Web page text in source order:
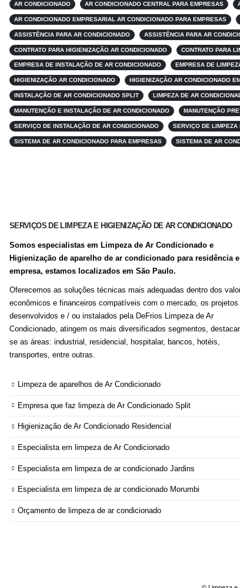
AR CONDICIONADO AR CONDICIONADO CENTRAL PARA EMPRESAS
AR CONDICIONADO EMPRESARIAL AR CONDICIONADO PARA EMPRESAS
ASSISTÊNCIA PARA AR CONDICIONADO ASSISTÊNCIA PARA AR
CONTRATO PARA HIGIENIZAÇÃO AR CONDICIONADO CONTRATO PARA
EMPRESA DE INSTALAÇÃO DE AR CONDICIONADO EMPRESA DE
HIGIENIZAÇÃO AR CONDICIONADO HIGIENIZAÇÃO AR CONDICIONADO
INSTALAÇÃO DE AR CONDICIONADO SPLIT LIMPEZA DE AR
MANUTENÇÃO E INSTALAÇÃO DE AR CONDICIONADO MANUTENÇÃO
SERVIÇO DE INSTALAÇÃO DE AR CONDICIONADO SERVIÇO DE LIMPEZA
SISTEMA DE AR CONDICIONADO PARA EMPRESAS SISTEMA DE AR
SERVIÇOS DE LIMPEZA E HIGIENIZAÇÃO DE AR CONDICIONADO
Somos especialistas em Limpeza de Ar Condicionado e
Higienização de aparelho de ar condicionado para residência e
empresa, estamos localizados em São Paulo.
Oferecemos as soluções técnicas mais adequadas dentro dos
econômicos e financeiros compatíveis com o mercado, os projetos
desenvolvidos e / ou instalados pela DeFrios Limpeza de Ar
Condicionado, atingem os mais diversificados segmentos,
se as áreas: industrial, residencial, hospitalar, bancos, hotéis,
transportes, entre outras.
Limpeza de aparelhos de Ar Condicionado
Empresa que faz limpeza de Ar Condicionado Split
Higienização de Ar Condicionado Residencial
Especialista em limpeza de Ar Condicionado
Especialista em limpeza de ar condicionado Jardins
Especialista em limpeza de ar condicionado Morumbi
Orçamento de limpeza de ar condicionado